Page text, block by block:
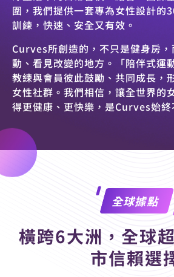
圍，我們提供一套專為女性設計的
訓練，快速、安全又有效。
Curves所創造的，不只是健身房
動、看見改變的地方。「陪伴式運
教練與會員彼此鼓勵、共同成長，
女性社群。我們相信，讓全世界的
得更健康、更快樂，是Curves始終
全球據點
橫跨6大洲，全球
市信賴選